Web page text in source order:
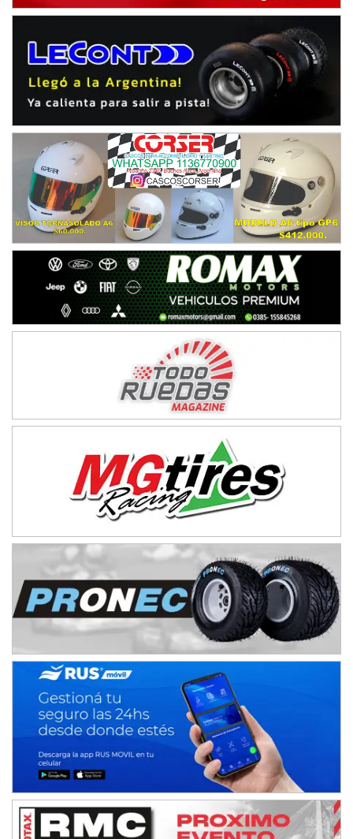
Hugo "Gato" Molini (Tierra)
RIOJANO - F6
Ciudad de La Rioja (Asfalto)
La Rioja (La Rioja)
Autódromo de Neuquén (Asfalto)
Centenario (Neuquén)
CENTRO BONAERENSE - F6
Emilio Parisi (Tierra)
25 de Mayo (Buenos Aires)